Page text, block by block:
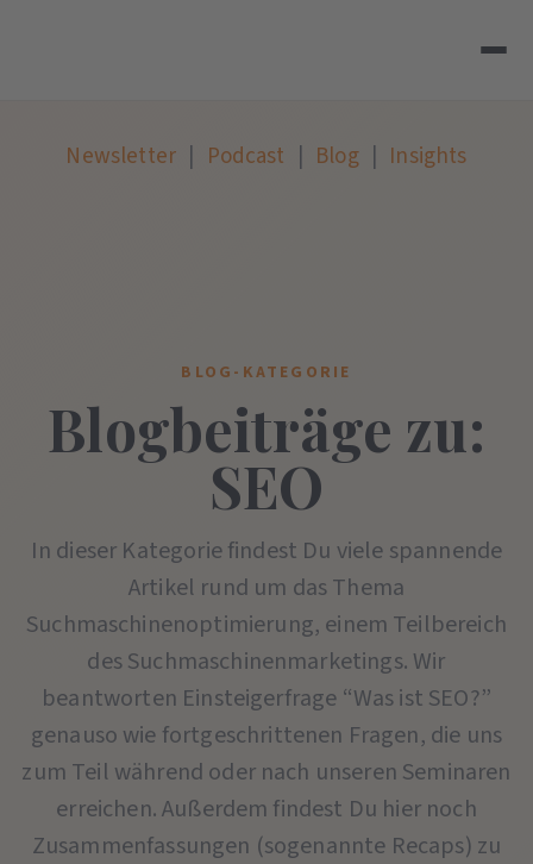
Newsletter Podcast Blog Insights
BLOG-KATEGORIE
Blogbeiträge zu:
SEO
In dieser Kategorie findest Du viele spannende
Artikel rund um das Thema
Suchmaschinenoptimierung, einem Teilbereich
des Suchmaschinenmarketings. Wir
beantworten Einsteigerfrage “Was ist SEO?”
genauso wie fortgeschrittenen Fragen, die uns
zum Teil während oder nach unseren Seminaren
erreichen. Außerdem findest Du hier noch
Zusammenfassungen (sogenannte Recaps) zu